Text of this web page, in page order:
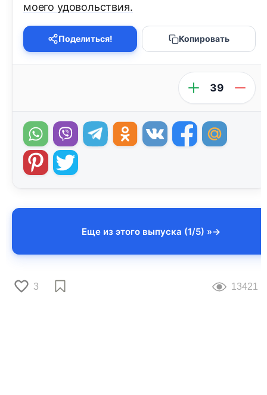
моего удовольствия.
Поделиться! Копировать
39
Еще из этого выпуска (1/5) »
3 13421